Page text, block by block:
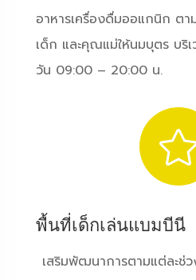
อาหารเครื่องดื่มออแกนิก ตา
เด็ก และคุณแม่ให้นมบุตร บริ
วัน 09:00 – 20:00 น.
พื้นที่เด็กเล่นแบมบีนี
เสริมพัฒนาการตามแต่ละช่